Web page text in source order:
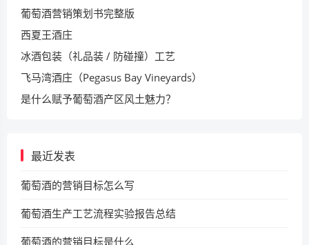
葡萄酒营销策划书完整版
西夏王酒庄
冰酒包装（礼品装 / 防碰撞）工艺
飞马湾酒庄（Pegasus Bay Vineyards）
是什么赋予葡萄酒产区风土魅力？
最近发表
葡萄酒的营销目标怎么写
葡萄酒生产工艺流程实验报告总结
葡萄酒的营销目标是什么